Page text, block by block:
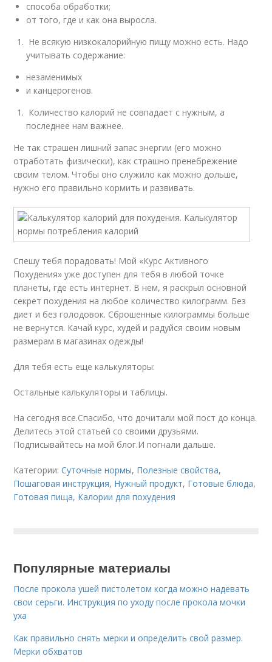
способа обработки;
от того, где и как она выросла.
Не всякую низкокалорийную пищу можно есть. Надо
учитывать содержание:
незаменимых
и канцерогенов.
Количество калорий не совпадает с нужным, а
последнее нам важнее.
Не так страшен лишний запас энергии (его можно
отработать физически), как страшно пренебрежение
своим телом. Чтобы оно служило как можно дольше,
нужно его правильно кормить и развивать.
Спешу тебя порадовать! Мой «Курс Активного
Похудения» уже доступен для тебя в любой точке
планеты, где есть интернет. В нем, я раскрыл основной
секрет похудения на любое количество килограмм. Без
диет и без голодовок. Сброшенные килограммы больше
не вернутся. Качай курс, худей и радуйся своим новым
размерам в магазинах одежды!
Для тебя есть еще калькуляторы:
Остальные калькуляторы и таблицы.
На сегодня все.Спасибо, что дочитали мой пост до конца.
Делитесь этой статьей со своими друзьями.
Подписывайтесь на мой блог.И погнали дальше.
Категории:Суточные нормы, Полезные свойства,
Пошаговая инструкция, Нужный продукт, Готовые блюда,
Готовая пища, Калории для похудения
Популярные материалы
После прокола ушей пистолетом когда можно надевать
свои серьги. Инструкция по уходу после прокола мочки
уха
Как правильно снять мерки и определить свой размер.
Мерки обхватов